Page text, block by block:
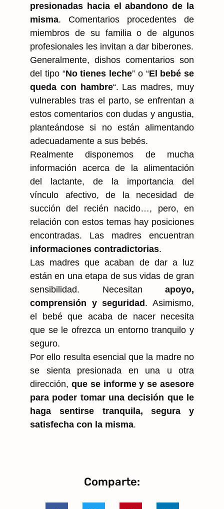
presionadas hacia el abandono de la
misma. Comentarios procedentes de
miembros de su familia o de algunos
profesionales les invitan a dar biberones.
Generalmente, dishos comentarios son
del tipo “No tienes leche” o “El bebé se
queda con hambre“. Las madres, muy
vulnerables tras el parto, se enfrentan a
estos comentarios con dudas y angustia,
planteándose si no están alimentando
adecuadamente a sus bebés.
Realmente disponemos de mucha
información acerca de la alimentación
del lactante, de la importancia del
vínculo afectivo, de la necesidad de
succión del recién nacido…, pero, en
relación con estos temas hay posiciones
encontradas. Las madres encuentran
informaciones contradictorias.
Las madres que acaban de dar a luz
están en una etapa de sus vidas de gran
sensibilidad. Necesitan apoyo,
comprensión y seguridad. Asimismo,
el bebé que acaba de nacer necesita
que se le ofrezca un entorno tranquilo y
seguro.
Por ello resulta esencial que la madre no
se sienta presionada en una u otra
dirección, que se informe y se asesore
para poder tomar una decisión que le
haga sentirse tranquila, segura y
satisfecha con la misma.
Comparte: